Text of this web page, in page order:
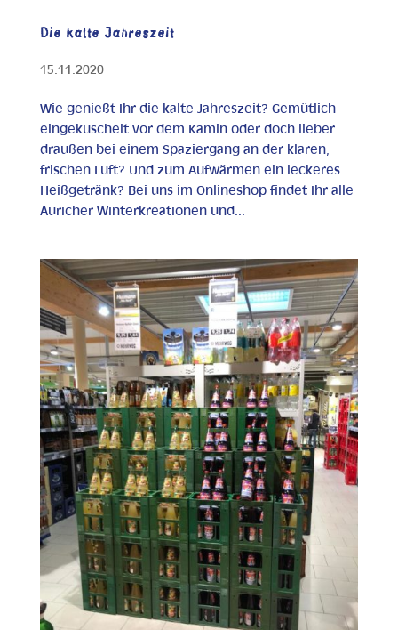
Die kalte Jahreszeit
15.11.2020
Wie genießt Ihr die kalte Jahreszeit? Gemütlich
eingekuschelt vor dem Kamin oder doch lieber
draußen bei einem Spaziergang an der klaren,
frischen Luft? Und zum Aufwärmen ein leckeres
Heißgetränk? Bei uns im Onlineshop findet Ihr alle
Auricher Winterkreationen und...